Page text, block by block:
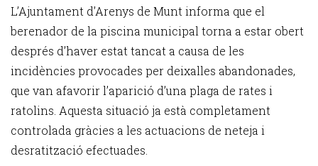
L’Ajuntament d’Arenys de Munt informa que el
berenador de la piscina municipal torna a estar obert
després d’haver estat tancat a causa de les
incidències provocades per deixalles abandonades,
que van afavorir l’aparició d’una plaga de rates i
ratolins. Aquesta situació ja està completament
controlada gràcies a les actuacions de neteja i
desratització efectuades.